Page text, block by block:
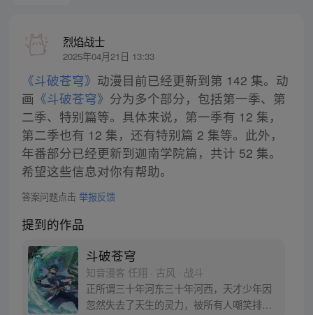
烈焰战士
2025年04月21日 13:33
《斗破苍穹》 动漫目前已经更新到第 142 集。动
画 《斗破苍穹》 分为多个部分，包括第一季、第
二季、特别篇等。具体来说，第一季有 12 集，
第二季也有 12 集，还有特别篇 2 集等。此外，
年番部分已经更新到迦南学院篇，共计 52 集。
希望这些信息对你有帮助。
答案问题点击 举报反馈
提到的作品
斗破苍穹
知音漫客 任翔 · 古风 · 战斗
正所谓三十年河东三十年河西，天才少年因
忽然失去了天生的灵力，被所有人嘲笑排